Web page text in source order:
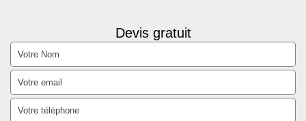
Devis gratuit